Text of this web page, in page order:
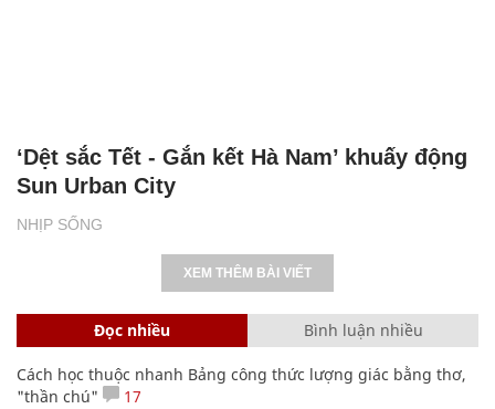
NHỊP SỐNG
‘Dệt sắc Tết - Gắn kết Hà Nam’ khuấy động
Sun Urban City
XEM THÊM BÀI VIẾT
Đọc nhiều Bình luận nhiều
Cách học thuộc nhanh Bảng công thức lượng giác bằng thơ,
"thần chú"
17